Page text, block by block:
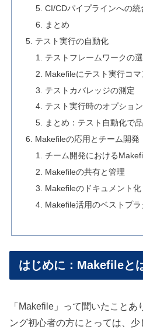
CI/CDパイプラインへの統
まとめ
テスト実行の自動化
テストフレームワークの
Makefileにテスト実行コ
テストカバレッジの測定
テスト実行時のオプション
まとめ：テスト自動化で
Makefileの応用とチーム開発
チーム開発における
Makefileの共有と管理
Makefileのドキュメント化
Makefile活用のベストプラ
はじめに：Makefileと
「Makefile」って聞いたことあ
ング初心者の方にとっては、